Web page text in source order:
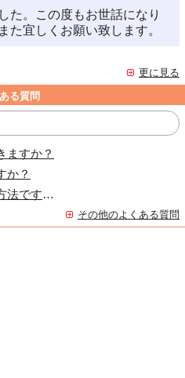
た。この度もお世話になり
た宜しくお願い致します。
更に見る
る質問
ますか？
か？
代金の支払いはどのような方法ですか？
その他のよくある質問